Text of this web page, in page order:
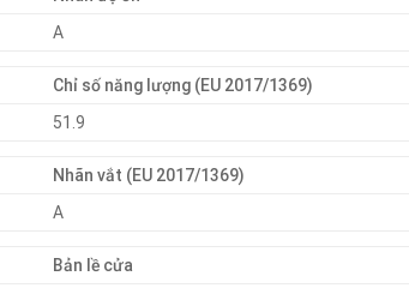
A
Chỉ số năng lượng (EU 2017/1369)
51.9
Nhãn vắt (EU 2017/1369)
A
Bản lề cửa